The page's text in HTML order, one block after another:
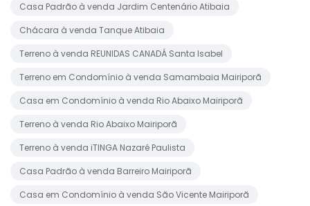
Casa Padrão à venda Jardim Centenário Atibaia
Chácara à venda Tanque Atibaia
Terreno à venda REUNIDAS CANADÁ Santa Isabel
Terreno em Condomínio à venda Samambaia Mairiporã
Casa em Condomínio à venda Rio Abaixo Mairiporã
Terreno à venda Rio Abaixo Mairiporã
Terreno à venda iTINGA Nazaré Paulista
Casa Padrão à venda Barreiro Mairiporã
Casa em Condomínio à venda São Vicente Mairiporã